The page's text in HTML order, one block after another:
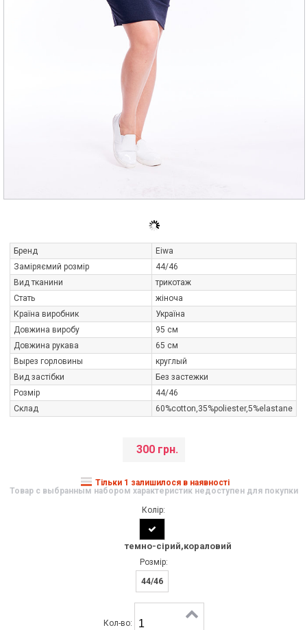
Бренд
Eiwa
Заміряємий розмір
44/46
Вид тканини
трикотаж
Стать
жіноча
Країна виробник
Україна
Довжина виробу
95 см
Довжина рукава
65 см
Вырез горловины
круглый
Вид застібки
Без застежки
Розмір
44/46
Склад
60%cotton,35%poliester,5%elastane
300 грн.
Тільки 1 залишилося в наявності
Товар с выбранным набором характеристик недоступен для покупки
Колір:
темно-сірий,кораловий
Розмір:
44/46
Кол-во: